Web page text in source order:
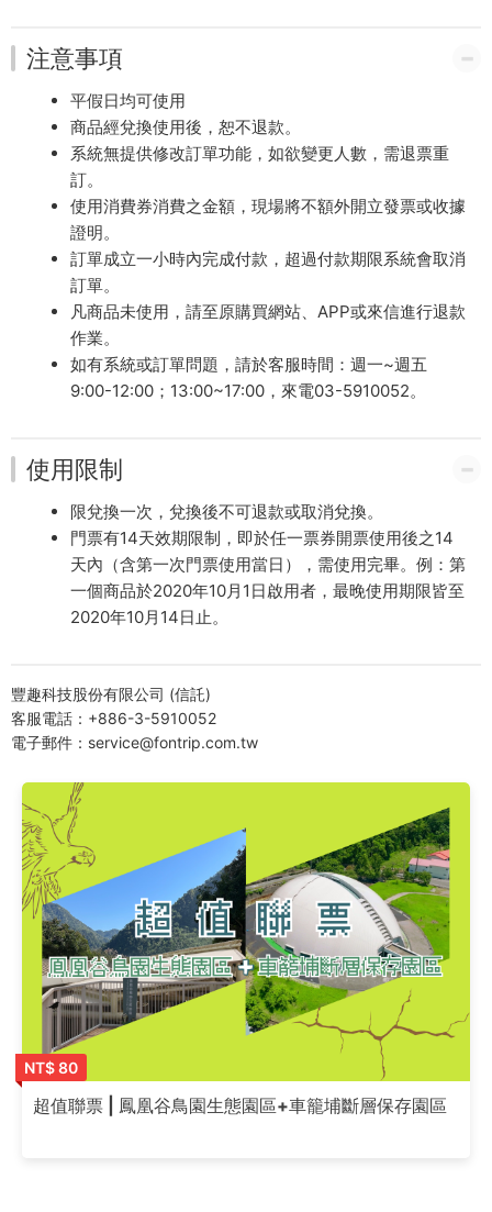
注意事項
平假日均可使用
商品經兌換使用後，恕不退款。
系統無提供修改訂單功能，如欲變更人數，需退票重
訂。
使用消費券消費之金額，現場將不額外開立發票或收據
證明。
訂單成立一小時內完成付款，超過付款期限系統會取消
訂單。
凡商品未使用，請至原購買網站、APP或來信進行退款
作業。
如有系統或訂單問題，請於客服時間：週一~週五
9:00-12:00；13:00~17:00，來電03-5910052。
使用限制
限兌換一次，兌換後不可退款或取消兌換。
門票有14天效期限制，即於任一票券開票使用後之14
天內（含第一次門票使用當日），需使用完畢。例：第
一個商品於2020年10月1日啟用者，最晚使用期限皆至
2020年10月14日止。
豐趣科技股份有限公司 (信託)
客服電話：+886-3-5910052
電子郵件：service@fontrip.com.tw
NT$ 80
超值聯票 | 鳳凰谷鳥園生態園區+車籠埔斷層保存園區